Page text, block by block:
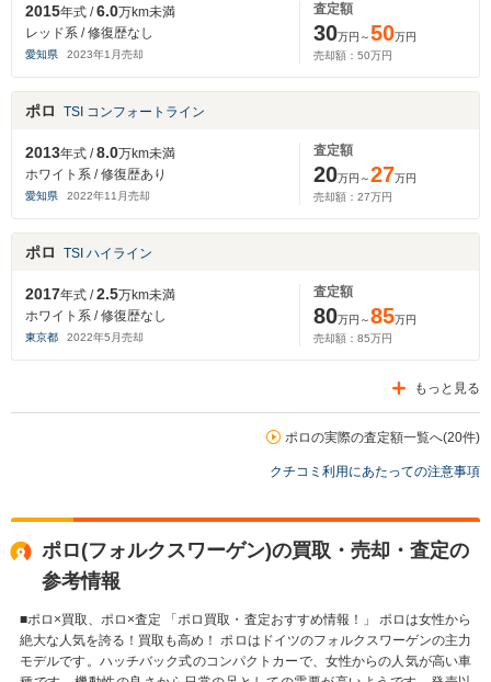
2015年式 /6.0万km未満
レッド系 / 修復歴なし
愛知県 2023年1 月売却
査定額
30万円～50万円
売却額： 50万円
ポロ TSI コンフォートライン
2013年式 /8.0万km未満
ホワイト系 / 修復歴あり
愛知県 2022年11 月売却
査定額
20万円～27万円
売却額： 27万円
ポロ TSI ハイライン
2017年式 /2.5万km未満
ホワイト系 / 修復歴なし
東京都 2022年5 月売却
査定額
80万円～85万円
売却額： 85万円
もっと見る
ポロの実際の査定額一覧へ(20件)
クチコミ利用にあたっての注意事項
ポロ(フォルクスワーゲン)の買取・売却・査定の
参考情報
■ポロ×買取、ポロ×査定 「ポロ買取・査定おすすめ情報！」 ポロは女性から
絶大な人気を誇る！買取も高め！ ポロはドイツのフォルクスワーゲンの主力
モデルです。ハッチバック式のコンパクトカーで、女性からの人気が高い車